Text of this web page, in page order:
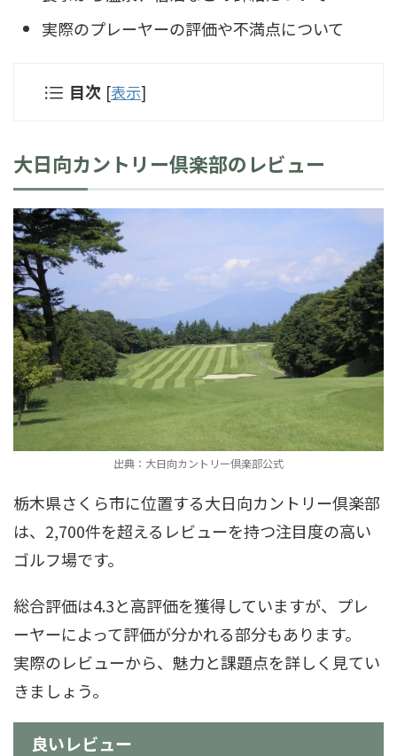
実際のプレーヤーの評価や不満点について
目次 [表示]
大日向カントリー倶楽部のレビュー
出典：大日向カントリー倶楽部公式
栃木県さくら市に位置する大日向カントリー倶楽部
は、2,700件を超えるレビューを持つ注目度の高い
ゴルフ場です。
総合評価は4.3と高評価を獲得していますが、プレ
ーヤーによって評価が分かれる部分もあります。
実際のレビューから、魅力と課題点を詳しく見てい
きましょう。
良いレビュー